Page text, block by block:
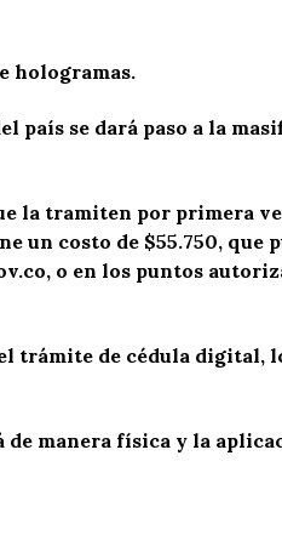
hologramas.
país se dará paso a la
la tramiten por primera
costo de $55.750, que
o en los puntos
trámite de cédula digital,
manera física y la